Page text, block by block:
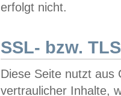
erfolgt nicht.
SSL- bzw.
Diese Seite nutzt aus
vertraulicher Inhalte,